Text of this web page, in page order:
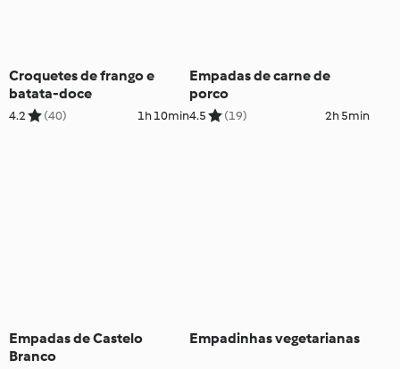
Croquetes de frango e
batata-doce
4.2 (40) 1h 10min
Empadas de carne de
porco
4.5 (19) 2h 5min
Empadas de Castelo
Branco
Empadinhas vegetarianas